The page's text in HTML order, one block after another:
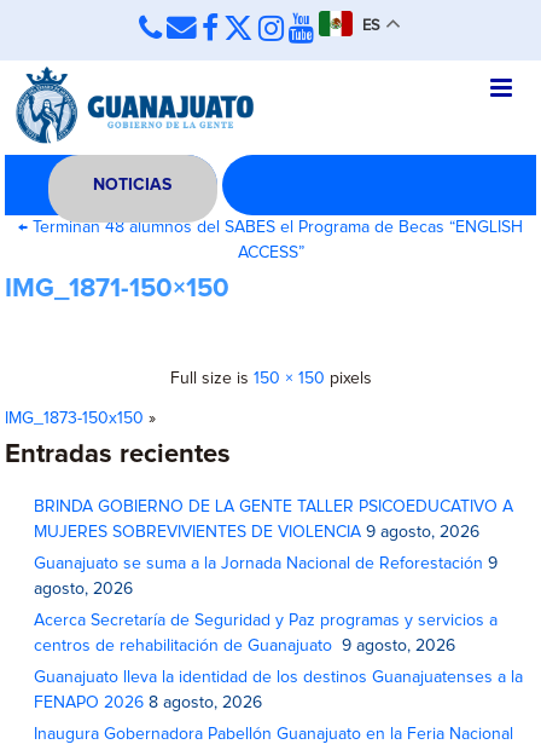
ES
NOTICIAS
← Terminan 48 alumnos del SABES el Programa de Becas “ENGLISH
ACCESS”
IMG_1871-150×150
Full size is 150 × 150 pixels
IMG_1873-150x150 »
Entradas recientes
BRINDA GOBIERNO DE LA GENTE TALLER PSICOEDUCATIVO A
MUJERES SOBREVIVIENTES DE VIOLENCIA 9 agosto, 2026
Guanajuato se suma a la Jornada Nacional de Reforestación 9
agosto, 2026
Acerca Secretaría de Seguridad y Paz programas y servicios a
centros de rehabilitación de Guanajuato
9 agosto, 2026
Guanajuato lleva la identidad de los destinos Guanajuatenses a la
FENAPO 2026 8 agosto, 2026
Inaugura Gobernadora Pabellón Guanajuato en la Feria Nacional